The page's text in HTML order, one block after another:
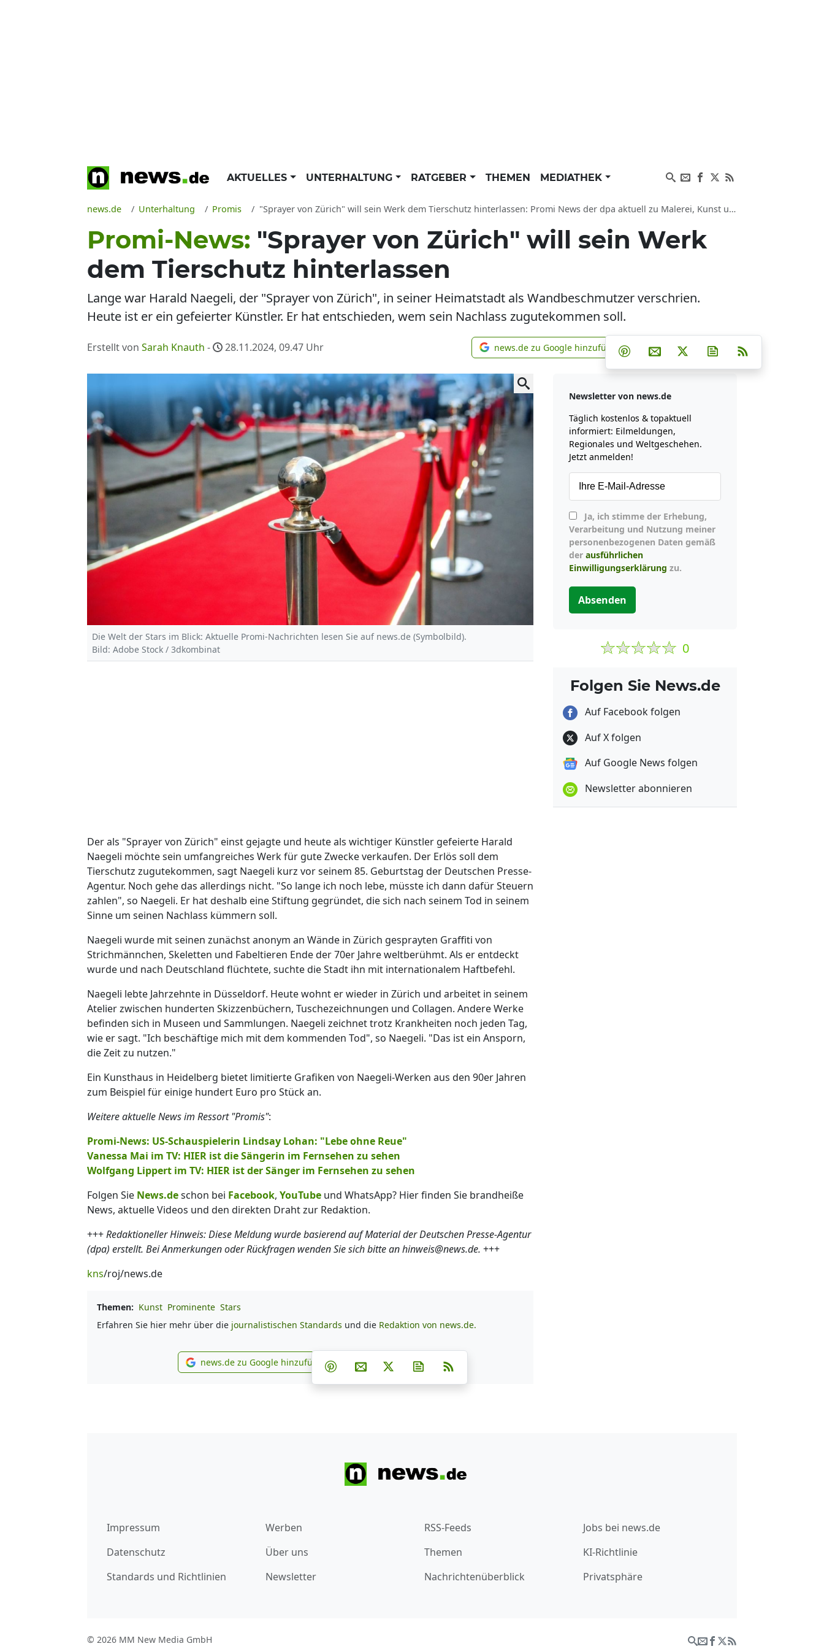
AKTUELLES UNTERHALTUNG RATGEBER THEMEN MEDIATHEK
news.de Unterhaltung Promis "Sprayer von Zürich" will sein Werk dem Tierschutz hinterlassen: Promi News der dpa aktuell zu Malerei, Kunst und Gesellschaft
Promi-News: "Sprayer von Zürich" will sein Werk
dem Tierschutz hinterlassen
Lange war Harald Naegeli, der "Sprayer von Zürich", in seiner Heimatstadt als Wandbeschmutzer verschrien.
Heute ist er ein gefeierter Künstler. Er hat entschieden, wem sein Nachlass zugutekommen soll.
Erstellt von Sarah Knauth - 28.11.2024, 09.47 Uhr news.de zu Google hinzufügen
news.de zu Google hinzufügen Teilen auf Facebook
Teilen auf Whatsapp
Teilen auf Telegram
Teilen auf Pinterest
Per E-Mail teilen
Post auf XNewsletter
Die Welt der Stars im Blick: Aktuelle Promi-Nachrichten lesen Sie auf news.de (Symbolbild).
Bild: Adobe Stock / 3dkombinat
Der als "Sprayer von Zürich" einst gejagte und heute als wichtiger Künstler gefeierte Harald
Naegeli möchte sein umfangreiches Werk für gute Zwecke verkaufen. Der Erlös soll dem
Tierschutz zugutekommen, sagt Naegeli kurz vor seinem 85. Geburtstag der Deutschen Presse-
Agentur. Noch gehe das allerdings nicht. "So lange ich noch lebe, müsste ich dann dafür Steuern
zahlen", so Naegeli. Er hat deshalb eine Stiftung gegründet, die sich nach seinem Tod in seinem
Sinne um seinen Nachlass kümmern soll.
Naegeli wurde mit seinen zunächst anonym an Wände in Zürich gesprayten Graffiti von
Strichmännchen, Skeletten und Fabeltieren Ende der 70er Jahre weltberühmt. Als er entdeckt
wurde und nach Deutschland flüchtete, suchte die Stadt ihn mit internationalem Haftbefehl.
Naegeli lebte Jahrzehnte in Düsseldorf. Heute wohnt er wieder in Zürich und arbeitet in seinem
Atelier zwischen hunderten Skizzenbüchern, Tuschezeichnungen und Collagen. Andere Werke
befinden sich in Museen und Sammlungen. Naegeli zeichnet trotz Krankheiten noch jeden Tag,
wie er sagt. "Ich beschäftige mich mit dem kommenden Tod", so Naegeli. "Das ist ein Ansporn,
die Zeit zu nutzen."
Ein Kunsthaus in Heidelberg bietet limitierte Grafiken von Naegeli-Werken aus den 90er Jahren
zum Beispiel für einige hundert Euro pro Stück an.
Weitere aktuelle News im Ressort "Promis":
Promi-News: US-Schauspielerin Lindsay Lohan: "Lebe ohne Reue"
Vanessa Mai im TV: HIER ist die Sängerin im Fernsehen zu sehen
Wolfgang Lippert im TV: HIER ist der Sänger im Fernsehen zu sehen
Folgen Sie News.deschon bei Facebook, YouTube und WhatsApp? Hier finden Sie brandheiße
News, aktuelle Videos und den direkten Draht zur Redaktion.
+++Redaktioneller Hinweis: Diese Meldung wurde basierend auf Material der Deutschen Presse-Agentur
(dpa) erstellt. Bei Anmerkungen oder Rückfragen wenden Sie sich bitte an hinweis@news.de. +++
kns/roj/news.de
Themen: Kunst Prominente Stars
Erfahren Sie hier mehr über die journalistischen Standards und die Redaktion von news.de.
news.de zu Google hinzufügen
news.de zu Google hinzufügen Teilen auf Facebook
Teilen auf Whatsapp
Teilen auf Telegram
Teilen auf Pinterest
Per E-Mail teilen
Post auf XNewsletter abonnieren
Newsletter von news.de
Täglich kostenlos & topaktuell
informiert: Eilmeldungen,
Regionales und Weltgeschehen.
Jetzt anmelden!
Verarbeitung und Nutzung meiner
personenbezogenen Daten gemäß
der ausführlichen
Einwilligungserklärung zu.
Absenden
0
Folgen Sie News.de
Auf Facebook folgen
Auf X folgen
Auf Google News folgen
Newsletter abonnieren
Impressum
Datenschutz
Standards und Richtlinien
Werben
Über uns
Newsletter
RSS-Feeds
Themen
Nachrichtenüberblick
Jobs bei news.de
KI-Richtlinie
Privatsphäre
© 2026 MM New Media GmbH